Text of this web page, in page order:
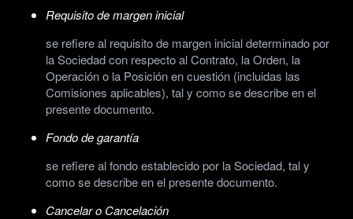
Requisito de margen inicial
se refiere al requisito de margen inicial determinado por
la Sociedad con respecto al Contrato, la Orden, la
Operación o la Posición en cuestión (incluidas las
Comisiones aplicables), tal y como se describe en el
presente documento.
Fondo de garantía
se refiere al fondo establecido por la Sociedad, tal y
como se describe en el presente documento.
Cancelar o Cancelación